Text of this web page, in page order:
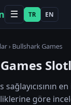
☰ TR EN
› Bullshark Games
göre